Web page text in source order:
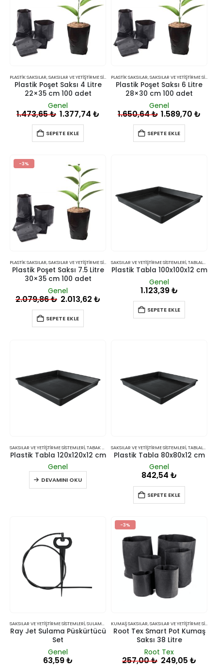
PLASTIK SAKSILAR,SAKSILAR VE YETIŞTIRME SISTEMLERI
Plastik Poşet Saksı 4 Litre
22×35 cm 100 adet
Genel
1.473,65₺ 1.377,74 ₺
SEPETE EKLE
PLASTIK SAKSILAR,SAKSILAR VE YETIŞTIRME SISTEMLERI
Plastik Poşet Saksı 6 Litre
28×30 cm 100 adet
Genel
1.650,64₺ 1.589,70₺
SEPETE EKLE
-3%
PLASTIK SAKSILAR,SAKSILAR VE YETIŞTIRME SISTEMLERI
Plastik Poşet Saksı 7.5 Litre
30×35 cm 100 adet
Genel
2.079,86₺ 2.013,62 ₺
SEPETE EKLE
SAKSILAR VE YETIŞTIRME SISTEMLERI,TABLALAR
Plastik Tabla 100x100x12 cm
Genel
1.123,39₺
SEPETE EKLE
SAKSILAR VE YETIŞTIRME SISTEMLERI,TABAK VE ALTLIKLAR
Plastik Tabla 120x120x12 cm
Genel
DEVAMINI OKU
SAKSILAR VE YETIŞTIRME SISTEMLERI,TABLALAR
Plastik Tabla 80x80x12 cm
Genel
842,54 ₺
SEPETE EKLE
SAKSILAR VE YETIŞTIRME SISTEMLERI,SULAMA SISTEMLERI
Ray Jet Sulama Püskürtücü
Set
Genel
63,59₺
-3%
KUMAŞ SAKSILAR,SAKSILAR VE YETIŞTIRME SISTEMLERI
Root Tex Smart Pot Kumaş
Saksı 38 Litre
Root Tex
257,00₺ 249,05 ₺